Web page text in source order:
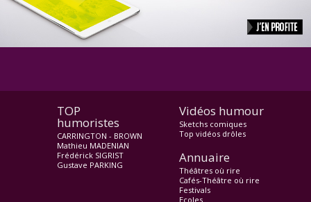
TOP
humoristes
CARRINGTON - BROWN
Mathieu MADENIAN
Frédérick SIGRIST
Gustave PARKING
Vidéos humour
Sketchs comiques
Top vidéos drôles
Annuaire
Théâtres où rire
Cafés-Théâtre où rire
Festivals
Ecoles